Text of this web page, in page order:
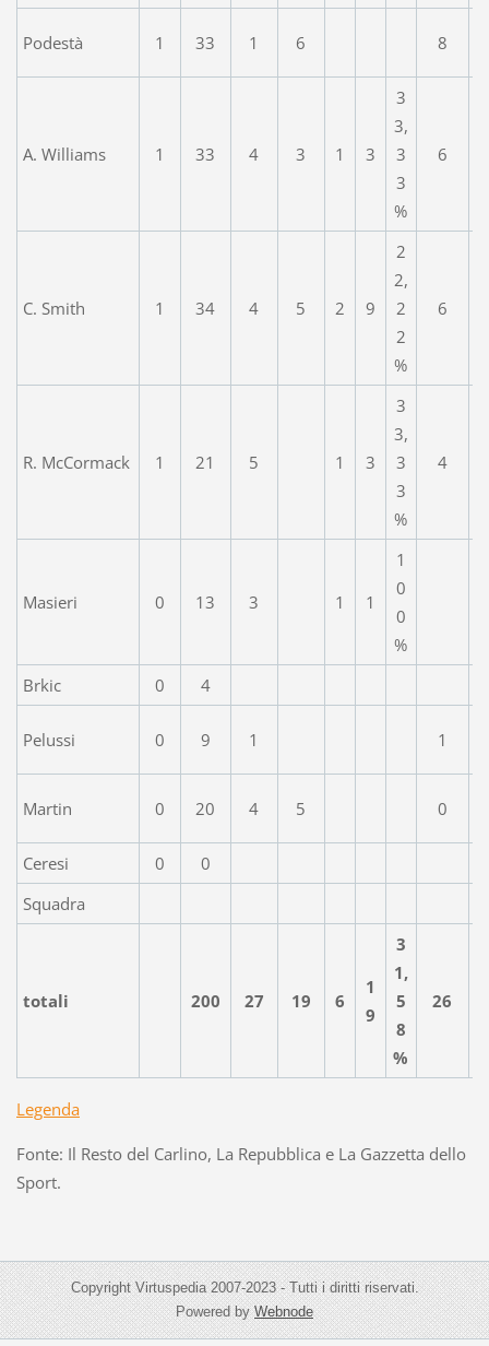
Podestà 1 33 1 6 8
A. Williams 1 33 4 3 1 3
3
3,
3
3
%
6
C. Smith 1 34 4 5 2 9
2
2,
2
2
%
6
R. McCormack 1 21 5 1 3
3
3,
3
3
%
4
Masieri 0 13 3 1 1
1
0
0
%
Brkic
0 4
Pelussi 0 9 1 1
Martin 0 20 4 5 0
Ceresi 0
0
Squadra
totali 200 27 19 6
1
9
3
1,
5
8
%
26
Legenda
Fonte: Il Resto del Carlino, La Repubblica e La Gazzetta dello
Sport.
Copyright Virtuspedia 2007-2023 - Tutti i diritti riservati.
Powered byWebnode